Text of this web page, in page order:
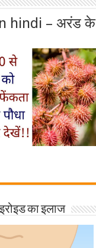
hindi – अरंड के
का इलाज